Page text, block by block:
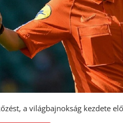
a világbajnokság kezdete